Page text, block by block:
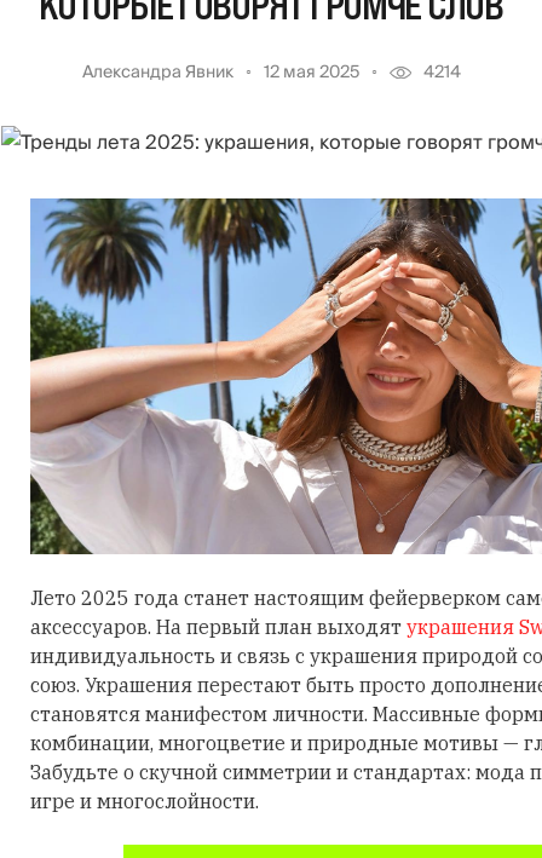
Александра Явник 12 мая 2025 4214
Лето 2025 года станет настоящим фейерверком
аксессуаров. На первый план выходят украшения
индивидуальность и связь с украшения природой
союз. Украшения перестают быть просто
становятся манифестом личности. Массивные
комбинации, многоцветие и природные мотивы —
Забудьте о скучной симметрии и стандартах: мода
игре и многослойности.